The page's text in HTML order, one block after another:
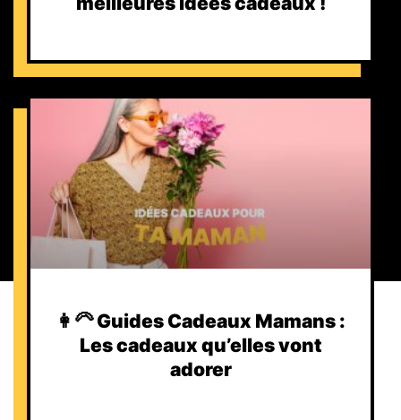
👩‍🦳 Guides Cadeaux Mamans :
Les cadeaux qu’elles vont
adorer